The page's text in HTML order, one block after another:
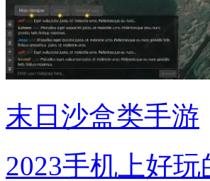
末日沙盒类手游
2023手机上好